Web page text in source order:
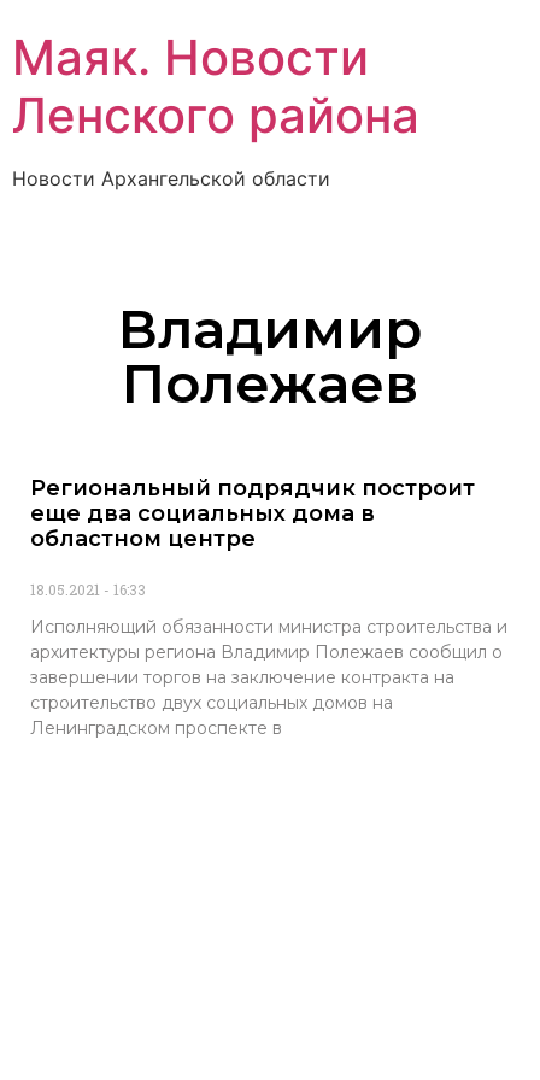
Маяк. Новости
Ленского района
Новости Архангельской области
Владимир
Полежаев
Региональный подрядчик построит
еще два социальных дома в
областном центре
18.05.2021 16:33
Исполняющий обязанности министра строительства и
архитектуры региона Владимир Полежаев сообщил о
завершении торгов на заключение контракта на
строительство двух социальных домов на
Ленинградском проспекте в